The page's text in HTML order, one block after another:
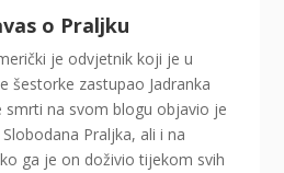
o Praljku
je odvjetnik koji je u
šestorke zastupao Jadranka
smrti na svom blogu objavio je
Praljka, ali i na
ga je on doživio tijekom svih